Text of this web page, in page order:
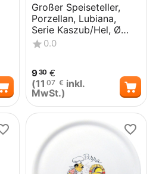
Großer Speiseteller,
Porzellan, Lubiana,
Serie Kaszub/Hel, Ø
265 mm
0.0
930 €
(11 07 € inkl.
MwSt.)